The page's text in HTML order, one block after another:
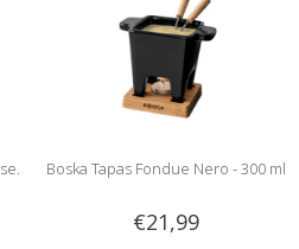
Boska Tapas Fondue Nero - 300 ml
€21,99